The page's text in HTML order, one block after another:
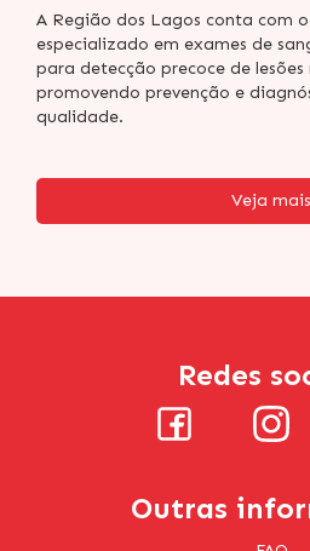
A Região dos Lagos conta com
especializado em exames de
para detecção precoce de
promovendo prevenção e
qualidade.
Veja mais
Redes
Outras